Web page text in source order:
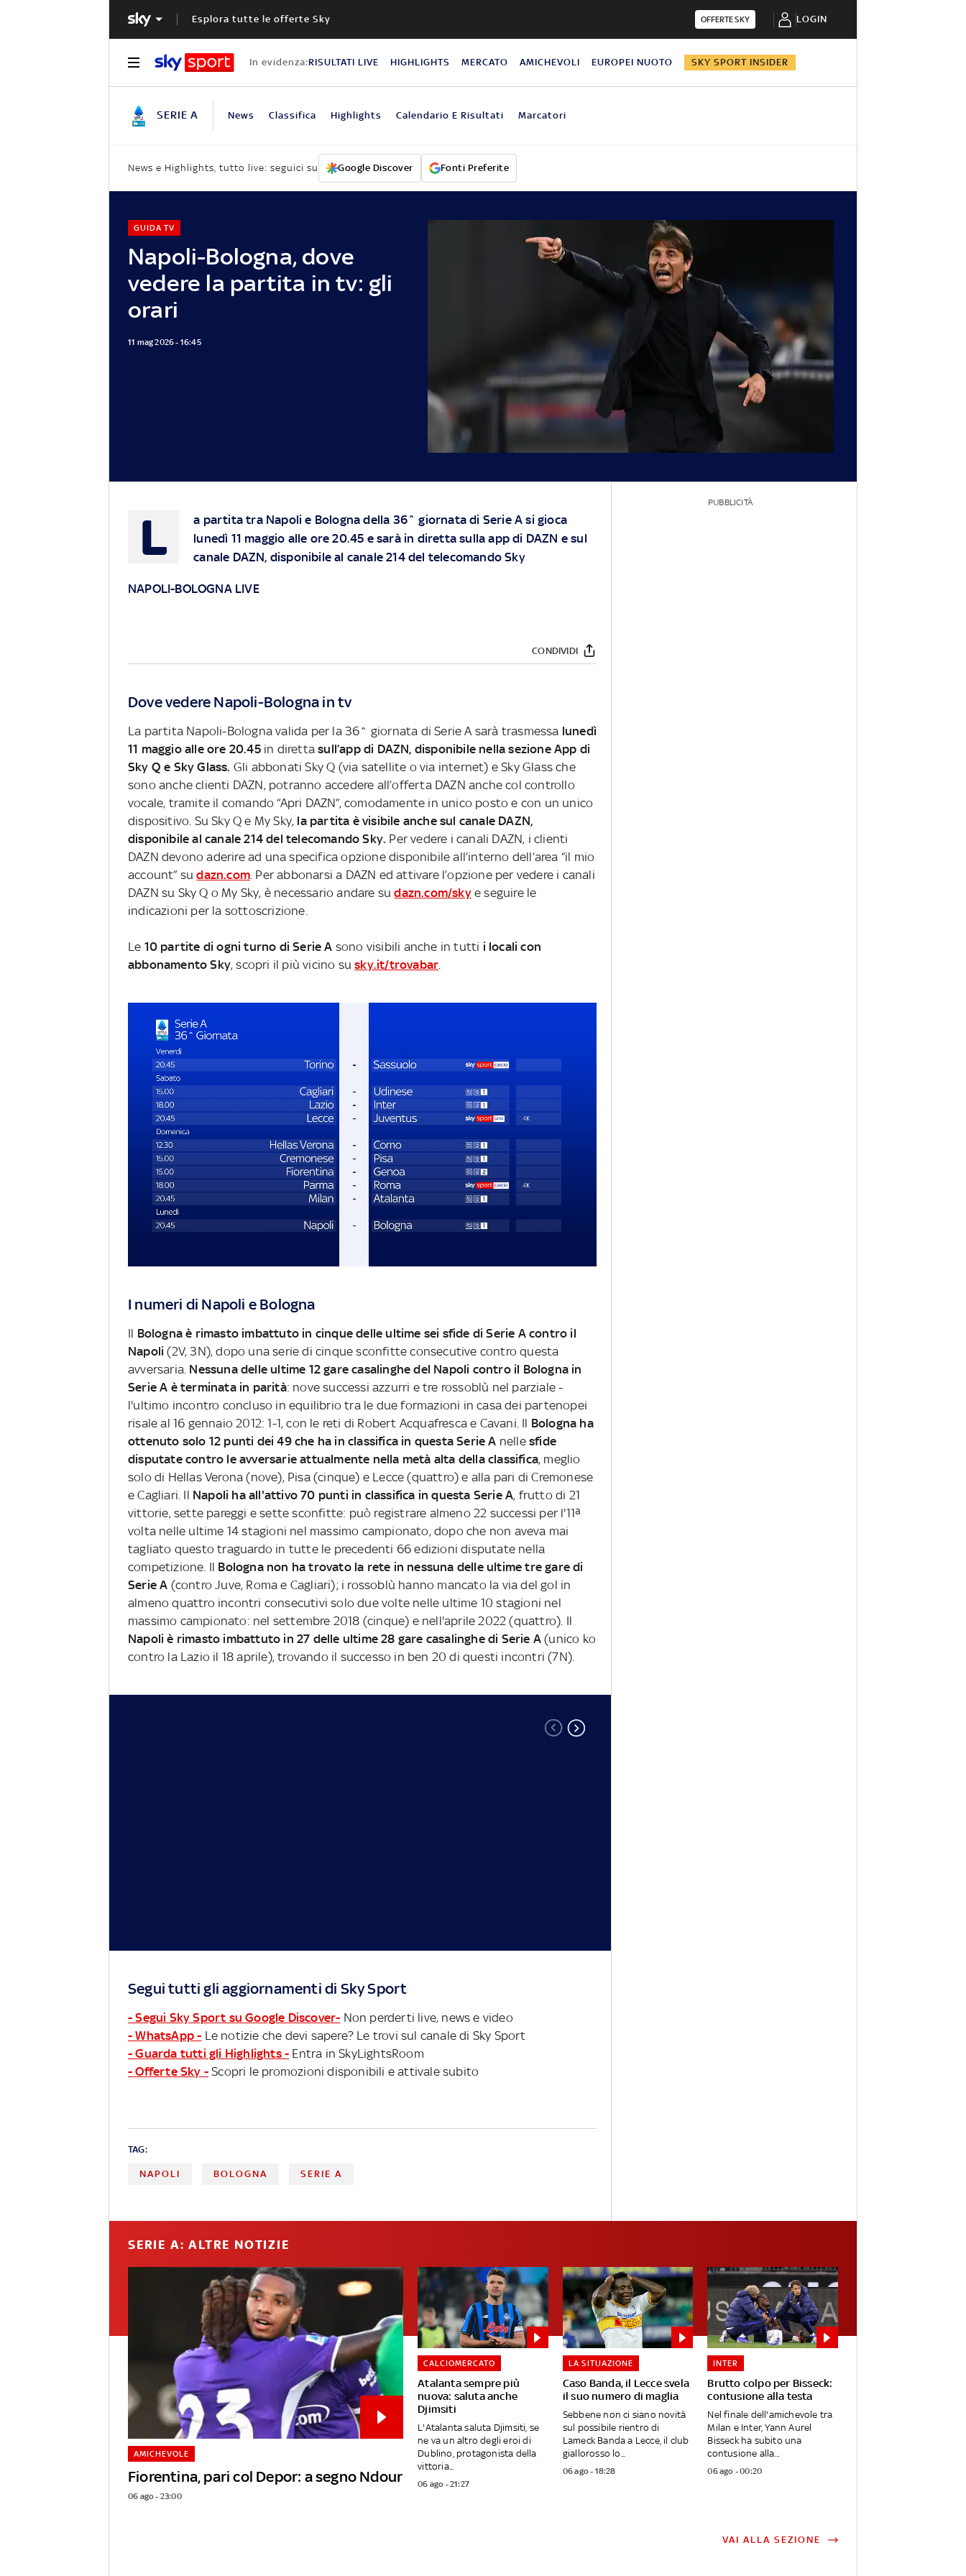
Esplora tutte le offerte Sky OFFERTE SKY LOGIN
In evidenza:RISULTATI LIVE HIGHLIGHTS MERCATO AMICHEVOLI EUROPEI NUOTO SKY SPORT INSIDER
SERIE A News Classifica Highlights Calendario E Risultati Marcatori
News e Highlights, tutto live: seguici su Google Discover Fonti Preferite
Napoli-Bologna, dove
vedere la partita in tv: gli
orari
GUIDA TV
11 mag 2026 - 16:45
L
a partita tra Napoli e Bologna della 36^ giornata di Serie A si gioca
lunedì 11 maggio alle ore 20.45 e sarà in diretta sulla app di DAZN e sul
canale DAZN, disponibile al canale 214 del telecomando Sky
NAPOLI-BOLOGNA LIVE
CONDIVIDI
Dove vedere Napoli-Bologna in tv
La partita Napoli-Bologna valida per la 36^ giornata di Serie A sarà trasmessa lunedì
11 maggio alle ore 20.45 in direttasull’app di DAZN, disponibile nella sezione App di
Sky Q e Sky Glass. Gli abbonati Sky Q (via satellite o via internet) e Sky Glass che
sono anche clienti DAZN, potranno accedere all’offerta DAZN anche col controllo
vocale, tramite il comando “Apri DAZN”, comodamente in unico posto e con un unico
dispositivo. Su Sky Q e My Sky, la partita è visibile anche sul canale DAZN,
disponibile al canale 214 del telecomando Sky. Per vedere i canali DAZN, i clienti
DAZN devono aderire ad una specifica opzione disponibile all’interno dell’area “il mio
account” sudazn.com. Per abbonarsi a DAZN ed attivare l’opzione per vedere i canali
DAZN su Sky Q o My Sky, è necessario andare sudazn.com/skye seguire le
indicazioni per la sottoscrizione.
Le 10 partite di ogni turno di Serie A sono visibili anche in tutti i locali con
abbonamento Sky, scopri il più vicino susky.it/trovabar.
I numeri di Napoli e Bologna
Il Bologna è rimasto imbattuto in cinque delle ultime sei sfide di Serie A contro il
Napoli (2V, 3N), dopo una serie di cinque sconfitte consecutive contro questa
avversaria. Nessuna delle ultime 12 gare casalinghe del Napoli contro il Bologna in
Serie A è terminata in parità: nove successi azzurri e tre rossoblù nel parziale -
l'ultimo incontro concluso in equilibrio tra le due formazioni in casa dei partenopei
risale al 16 gennaio 2012: 1-1, con le reti di Robert Acquafresca e Cavani. Il Bologna ha
ottenuto solo 12 punti dei 49 che ha in classifica in questa Serie A nellesfide
disputate contro le avversarie attualmente nella metà alta della classifica, meglio
solo di Hellas Verona (nove), Pisa (cinque) e Lecce (quattro) e alla pari di Cremonese
e Cagliari. Il Napoli ha all'attivo 70 punti in classifica in questa Serie A, frutto di 21
vittorie, sette pareggi e sette sconfitte: può registrare almeno 22 successi per l'11ª
volta nelle ultime 14 stagioni nel massimo campionato, dopo che non aveva mai
tagliato questo traguardo in tutte le precedenti 66 edizioni disputate nella
competizione. Il Bologna non ha trovato la rete in nessuna delle ultime tre gare di
Serie A (contro Juve, Roma e Cagliari); i rossoblù hanno mancato la via del gol in
almeno quattro incontri consecutivi solo due volte nelle ultime 10 stagioni nel
massimo campionato: nel settembre 2018 (cinque) e nell'aprile 2022 (quattro). Il
Napoli è rimasto imbattuto in 27 delle ultime 28 gare casalinghe di Serie A (unico ko
contro la Lazio il 18 aprile), trovando il successo in ben 20 di questi incontri (7N).
Segui tutti gli aggiornamenti di Sky Sport
- Segui Sky Sport su Google Discover- Non perderti live, news e video
- WhatsApp - Le notizie che devi sapere? Le trovi sul canale di Sky Sport
- Guarda tutti gli Highlights - Entra in SkyLightsRoom
- Offerte Sky - Scopri le promozioni disponibili e attivale subito
TAG:
NAPOLI BOLOGNA SERIE A
PUBBLICITÀ
SERIE A: ALTRE NOTIZIE
Fiorentina, pari col Depor: a segno Ndour
AMICHEVOLE
06 ago - 23:00
Atalanta sempre più
nuova: saluta anche
Djimsiti
CALCIOMERCATO
L'Atalanta saluta Djimsiti, se
ne va un altro degli eroi di
Dublino, protagonista della
vittoria...
06 ago - 21:27
Caso Banda, il Lecce svela
il suo numero di maglia
LA SITUAZIONE
Sebbene non ci siano novità
sul possibile rientro di
Lameck Banda a Lecce, il club
giallorosso lo...
06 ago - 18:28
Brutto colpo per Bisseck:
contusione alla testa
INTER
Nel finale dell'amichevole tra
Milan e Inter, Yann Aurel
Bisseck ha subito una
contusione alla...
06 ago - 00:20
VAI ALLA SEZIONE